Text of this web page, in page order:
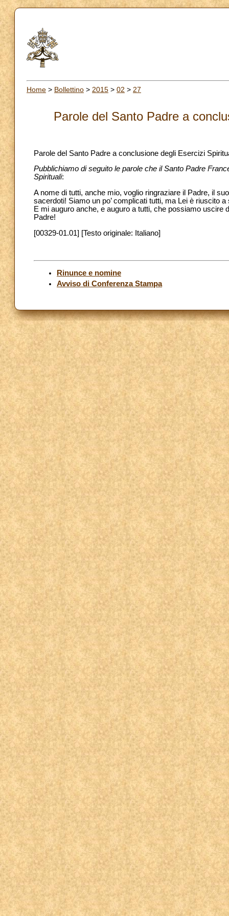
Home > Bollettino > 2015 > 02 > 27
Parole del Santo Padre a
Parole del Santo Padre a conclusione degli Esercizi
Pubblichiamo di seguito le parole che il Santo Padre
Spirituali:
A nome di tutti, anche mio, voglio ringraziare il Padre, il
sacerdoti! Siamo un po’ complicati tutti, ma Lei è riuscito
E mi auguro anche, e auguro a tutti, che possiamo
Padre!
[00329-01.01] [Testo originale: Italiano]
Rinunce e nomine
Avviso di Conferenza Stampa